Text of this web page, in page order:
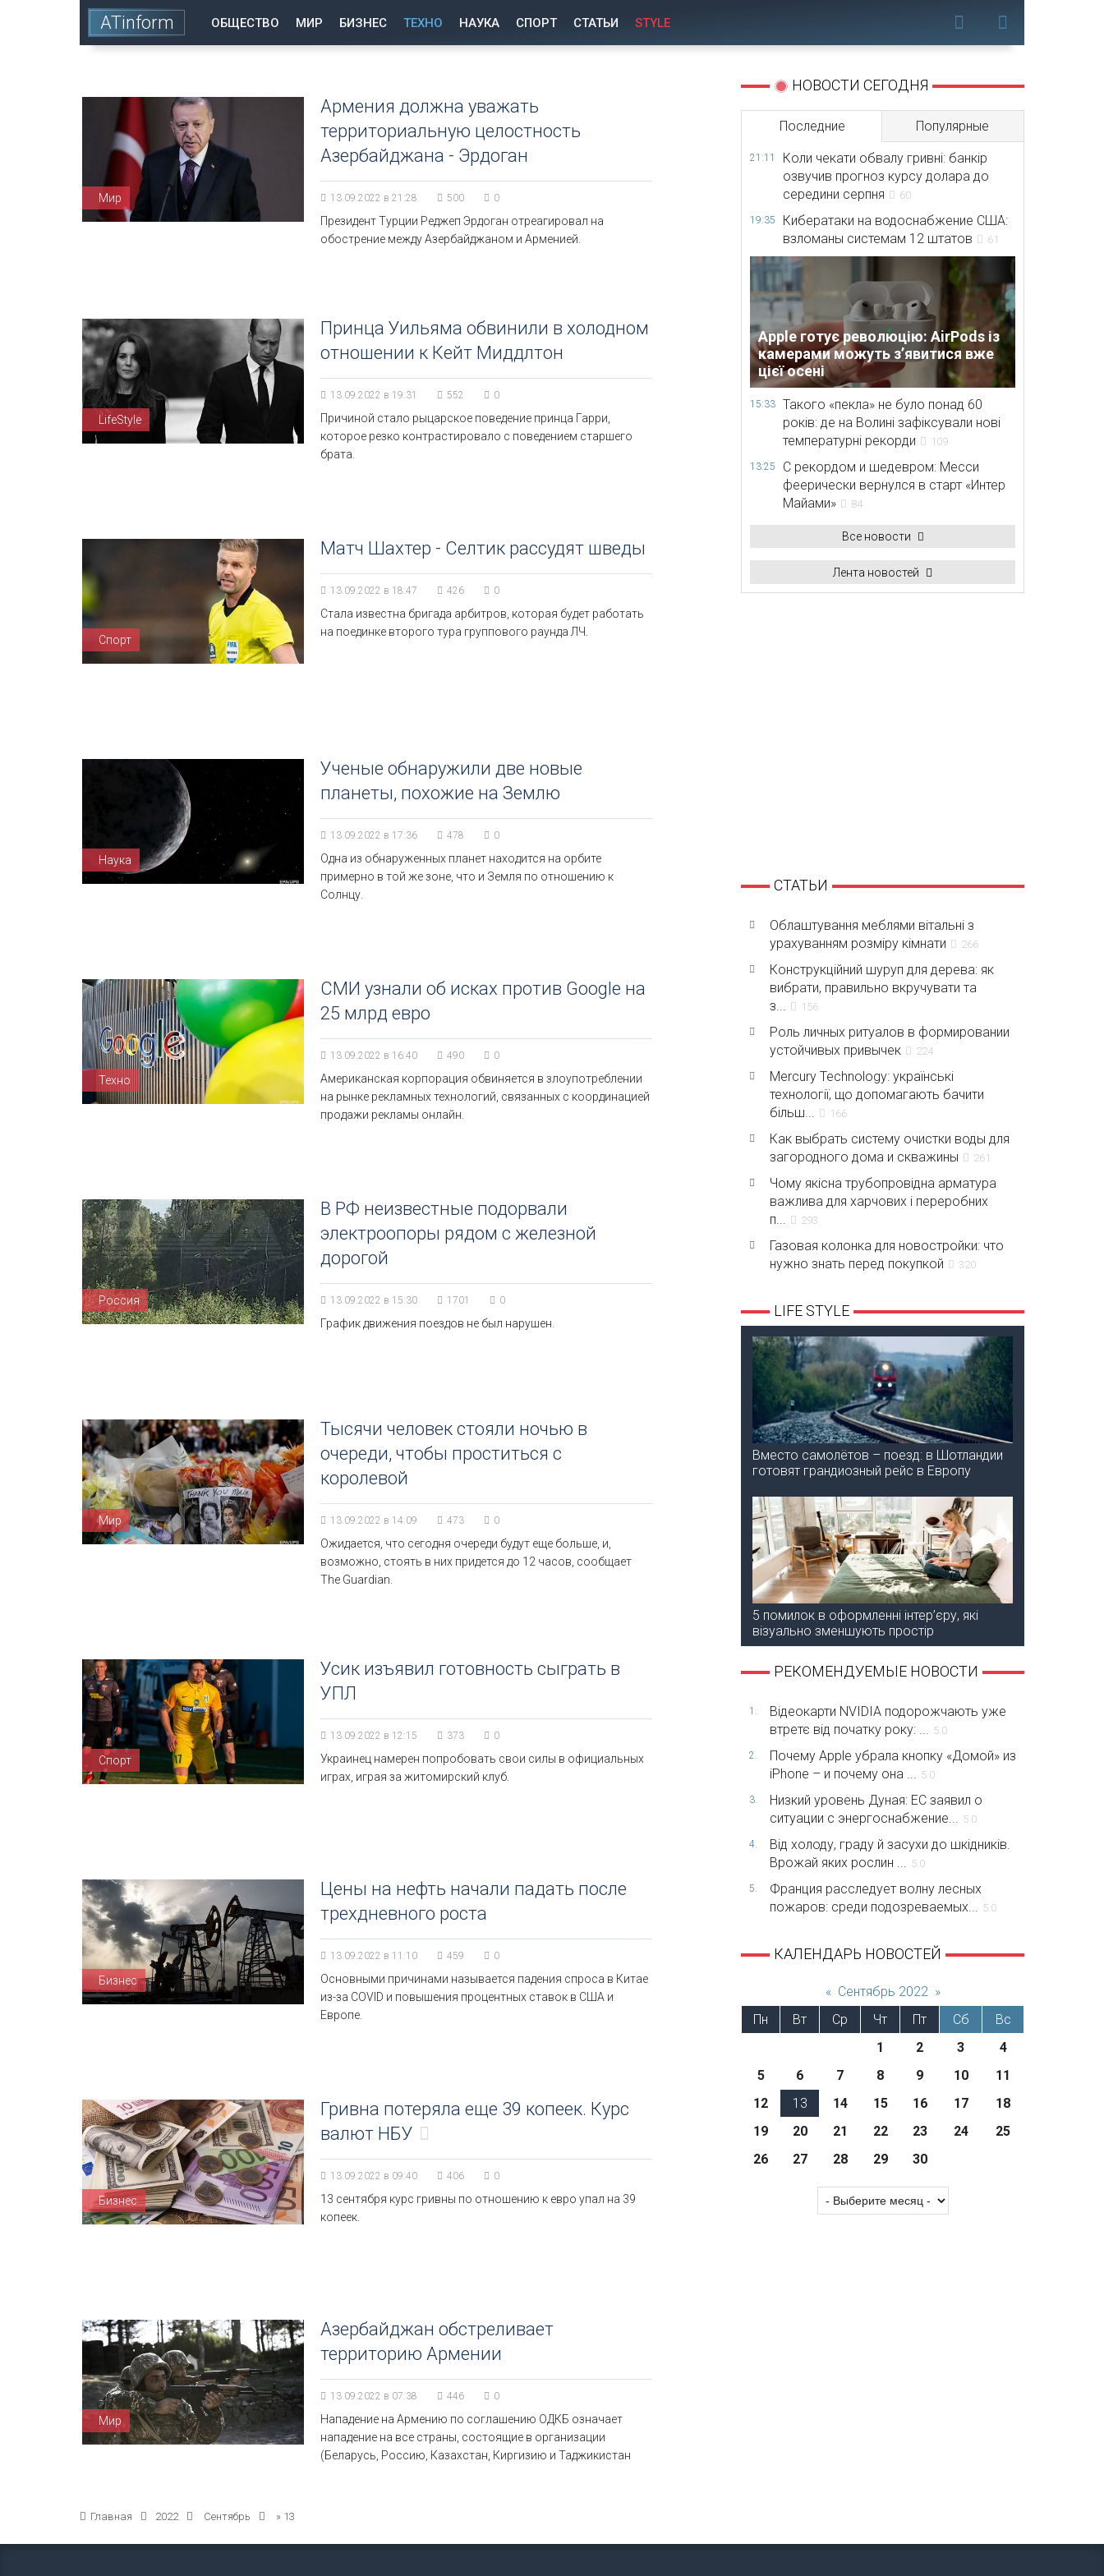
ATinform ОБЩЕСТВО МИР БИЗНЕС ТЕХНО НАУКА СПОРТ СТАТЬИ STYLE
Мир
Армения должна уважать
территориальную целостность
Азербайджана - Эрдоган
13.09.2022 в 21:28 500 0
Президент Турции Реджеп Эрдоган отреагировал на
обострение между Азербайджаном и Арменией.
LifeStyle
Принца Уильяма обвинили в холодном
отношении к Кейт Миддлтон
13.09.2022 в 19:31 552 0
Причиной стало рыцарское поведение принца Гарри,
которое резко контрастировало с поведением старшего
брата.
Спорт
Матч Шахтер - Селтик рассудят шведы
13.09.2022 в 18:47 426 0
Стала известна бригада арбитров, которая будет работать
на поединке второго тура группового раунда ЛЧ.
Наука
Ученые обнаружили две новые
планеты, похожие на Землю
13.09.2022 в 17:36 478 0
Одна из обнаруженных планет находится на орбите
примерно в той же зоне, что и Земля по отношению к
Солнцу.
Техно
СМИ узнали об исках против Google на
25 млрд евро
13.09.2022 в 16:40 490 0
Американская корпорация обвиняется в злоупотреблении
на рынке рекламных технологий, связанных с координацией
продажи рекламы онлайн.
Россия
В РФ неизвестные подорвали
электроопоры рядом с железной
дорогой
13.09.2022 в 15:30 1701 0
График движения поездов не был нарушен.
Мир
Тысячи человек стояли ночью в
очереди, чтобы проститься с
королевой
13.09.2022 в 14:09 473 0
Ожидается, что сегодня очереди будут еще больше, и,
возможно, стоять в них придется до 12 часов, сообщает
The Guardian.
Спорт
Усик изъявил готовность сыграть в
УПЛ
13.09.2022 в 12:15 373 0
Украинец намерен попробовать свои силы в официальных
играх, играя за житомирский клуб.
Бизнес
Цены на нефть начали падать после
трехдневного роста
13.09.2022 в 11:10 459 0
Основными причинами называется падения спроса в Китае
из-за COVID и повышения процентных ставок в США и
Европе.
Бизнес
Гривна потеряла еще 39 копеек. Курс
валют НБУ
13.09.2022 в 09:40 406 0
13 сентября курс гривны по отношению к евро упал на 39
копеек.
Мир
Азербайджан обстреливает
территорию Армении
13.09.2022 в 07:38 446 0
Нападение на Армению по соглашению ОДКБ означает
нападение на все страны, состоящие в организации
(Беларусь, Россию, Казахстан, Киргизию и Таджикистан
Главная 2022 Сентябрь » 13
НОВОСТИ СЕГОДНЯ
Последние Популярные
21:11
Коли чекати обвалу гривні: банкір
озвучив прогноз курсу долара до
середини серпня
60
19:35
Кибератаки на водоснабжение США:
взломаны системам 12 штатов
61
Apple готує революцію: AirPods із
камерами можуть з’явитися вже
цієї осені
15:33
Такого «пекла» не було понад 60
років: де на Волині зафіксували нові
температурні рекорди
109
13:25
С рекордом и шедевром: Месси
феерически вернулся в старт «Интер
Майами»
84
Все новости
Лента новостей
СТАТЬИ
Облаштування меблями вітальні з
урахуванням розміру кімнати
266
Конструкційний шуруп для дерева: як
вибрати, правильно вкручувати та
з...
156
Роль личных ритуалов в формировании
устойчивых привычек
224
Mercury Technology: українські
технології, що допомагають бачити
більш...
166
Как выбрать систему очистки воды для
загородного дома и скважины
261
Чому якісна трубопровідна арматура
важлива для харчових і переробних
п...
293
Газовая колонка для новостройки: что
нужно знать перед покупкой
320
LIFE STYLE
Вместо самолётов – поезд: в Шотландии
готовят грандиозный рейс в Европу
5 помилок в оформленні інтер’єру, які
візуально зменшують простір
РЕКОМЕНДУЕМЫЕ НОВОСТИ
1.
Відеокарти NVIDIA подорожчають уже
втретє від початку року: ...
5.0
2.
Почему Apple убрала кнопку «Домой» из
iPhone – и почему она ...
5.0
3.
Низкий уровень Дуная: ЕС заявил о
ситуации с энергоснабжение...
5.0
4.
Від холоду, граду й засухи до шкідників.
Врожай яких рослин ...
5.0
5.
Франция расследует волну лесных
пожаров: среди подозреваемых...
5.0
КАЛЕНДАРЬ НОВОСТЕЙ
« Сентябрь 2022 »
Пн
Вт Ср Чт Пт Сб
Вс
1
2 3
4
5
6 7 8 9 10
11
12
13 14 15 16 17
18
19
20 21 22 23 24
25
26
27 28 29 30